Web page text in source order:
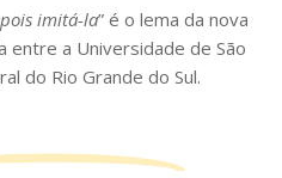
imitá-la” é o lema da nova
entre a Universidade de São
do Rio Grande do Sul.